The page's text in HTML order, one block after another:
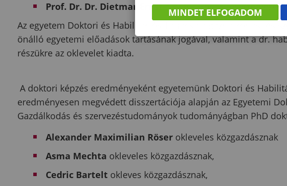
Prof. Dr. Dr. Dietmar Ernsta gazdálkodás- és
Az egyetem Doktori és Habilitációs Tanácsa a gazdálkodás- és
önálló egyetemi előadások tartásának jogával, valamint a dr.
részükre az oklevelet kiadta.
A doktori képzés eredményeként egyetemünk Doktori és
eredményesen megvédett disszertációja alapján az Egyetemi
Gazdálkodás és szervezéstudományok tudományágban PhD
Alexander Maximilian Röser okleveles közgazdásznak
Asma Mechta okleveles közgazdásznak,
Cedric Bartelt okleves közgazdásznak,
MINDET ELFOGADOM